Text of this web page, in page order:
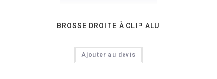
BROSSE DROITE À CLIP ALU
Ajouter au devis